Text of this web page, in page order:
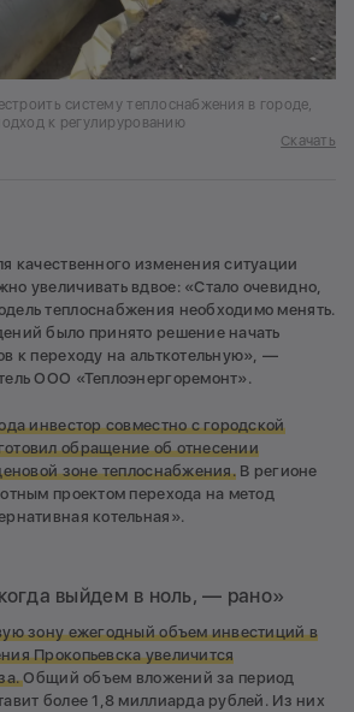
систему теплоснабжения в городе,
к регулирурованию
Скачать
качественного изменения ситуации
увеличивать вдвое: «Стало очевидно,
теплоснабжения необходимо менять.
было принято решение начать
к переходу на альткотельную», —
ООО «Теплоэнергоремонт».
инвестор совместно с городской
обращение об отнесении
зоне теплоснабжения.В регионе
проектом перехода на метод
котельная».
выйдем в ноль, — рано»
зону ежегодный объем инвестиций в
Прокопьевска увеличится
Общий объем вложений за период
более 1,8 миллиарда рублей. Из них